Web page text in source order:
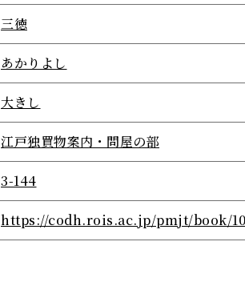
三徳
あかりよし
大きし
江戸独買物案内・問屋の部
3-144
https://codh.rois.ac.jp/pmjt/book/